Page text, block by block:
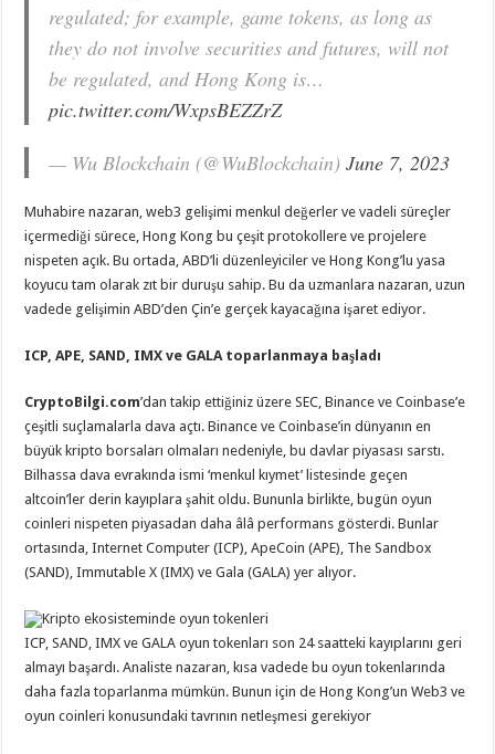
regulated; for example, game tokens, as long as
they do not involve securities and futures, will not
be regulated, and Hong Kong is…
pic.twitter.com/WxpsBEZZrZ
— Wu Blockchain (@WuBlockchain)June 7, 2023
Muhabire nazaran, web3 gelişimi menkul değerler ve vadeli süreçler
içermediği sürece, Hong Kong bu çeşit protokollere ve projelere
nispeten açık. Bu ortada, ABD’li düzenleyiciler ve Hong Kong’lu yasa
koyucu tam olarak zıt bir duruşu sahip. Bu da uzmanlara nazaran, uzun
vadede gelişimin ABD’den Çin’e gerçek kayacağına işaret ediyor.
ICP, APE, SAND, IMX ve GALA toparlanmaya başladı
CryptoBilgi.com’dan takip ettiğiniz üzere SEC, Binance ve Coinbase’e
çeşitli suçlamalarla dava açtı. Binance ve Coinbase’in dünyanın en
büyük kripto borsaları olmaları nedeniyle, bu davlar piyasası sarstı.
Bilhassa dava evrakında ismi ‘menkul kıymet’ listesinde geçen
altcoin’ler derin kayıplara şahit oldu. Bununla birlikte, bugün oyun
coinleri nispeten piyasadan daha âlâ performans gösterdi. Bunlar
ortasında, Internet Computer (ICP), ApeCoin (APE), The Sandbox
(SAND), Immutable X (IMX) ve Gala (GALA) yer alıyor.
Kripto ekosisteminde oyun tokenleri
ICP, SAND, IMX ve GALA oyun tokenları son 24 saatteki kayıplarını geri
almayı başardı. Analiste nazaran, kısa vadede bu oyun tokenlarında
daha fazla toparlanma mümkün. Bunun için de Hong Kong’un Web3 ve
oyun coinleri konusundaki tavrının netleşmesi gerekiyor